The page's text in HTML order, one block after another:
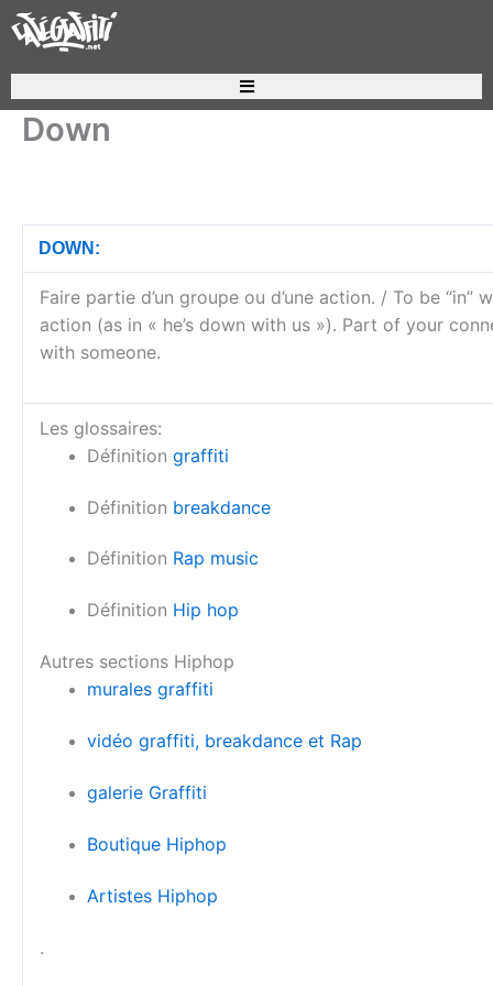
Aller
au
Down
DOWN:
Faire partie d’un groupe ou d’une action. / To be
action (as in « he’s down with us »). Part of your
with someone.
Les glossaires:
Définitiongraffiti
Définition breakdance
Définition Rap music
Définition Hip hop
Autres sections Hiphop
murales graffiti
vidéo graffiti, breakdance et Rap
galerie Graffiti
Boutique Hiphop
Artistes Hiphop
.